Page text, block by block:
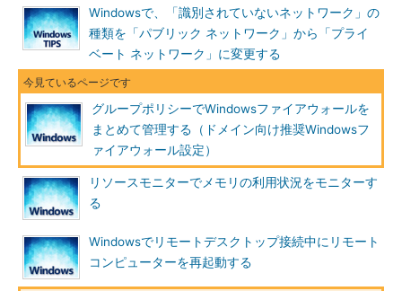
理する
●編集対象のグループポリシー
Windowsファイアウォールを制御するグループポリシーは、
［コンピュータの構成］－［管理用テンプレート］－［ネットワ
ーク］－［ネットワーク接続］－［Windows ファイアウォー
ル］にある（Windows 7／Server Server 2008 R2以降の場合は
［コンピュータの構成］－［ポリシー］－［管理用テンプレー
ト］－［ネットワーク］－［ネットワーク接続］－［Windows
ファイアウォール］）。
Windowsで、「識別されていないネットワーク」の
種類を「パブリック ネットワーク」から「プライ
ベート ネットワーク」に変更する
グループポリシーでWindowsファイアウォールを
まとめて管理する（ドメイン向け推奨Windowsフ
ァイアウォール設定）
リソースモニターでメモリの利用状況をモニターす
る
Windowsでリモートデスクトップ接続中にリモート
コンピューターを再起動する